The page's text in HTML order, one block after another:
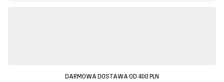
DARMOWA DOSTAWA OD 400 PLN